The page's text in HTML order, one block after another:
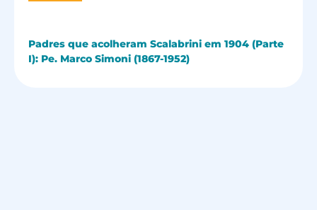
Padres que acolheram Scalabrini em 1904 (Parte
I): Pe. Marco Simoni (1867-1952)